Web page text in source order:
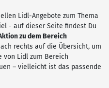
Lidl-Angebote zum Thema
- auf dieser Seite findest Du
zu dem Bereich
rechts auf die Übersicht, um
von Lidl zum Bereich
– vielleicht ist das passende